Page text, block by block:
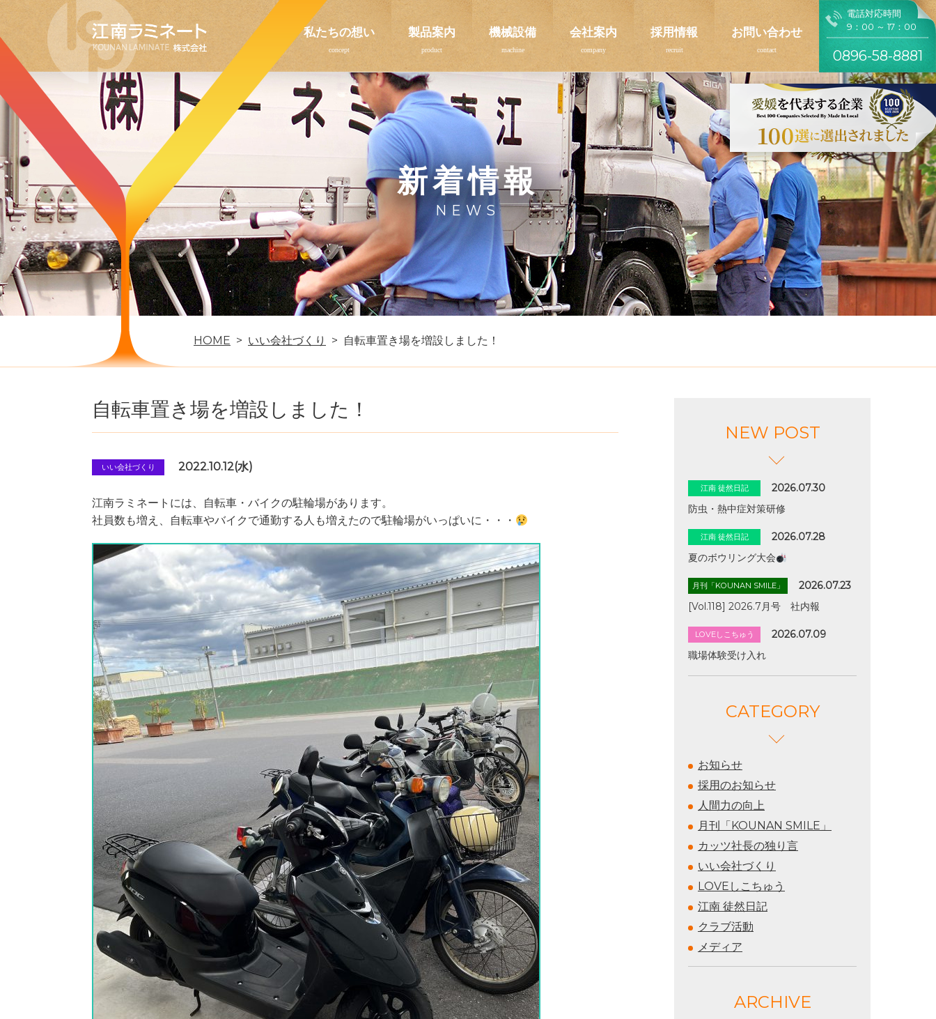
私たちの想い 製品案内 機械設備 会社案内 採用情報 お問い合わせ
電話対応時間
9：00 ～ 17：00
0896-58-8881
新着情報
HOME いい会社づくり 自転車置き場を増設しました！
自転車置き場を増設しました！
いい会社づくり 2022.10.12(水)
江南ラミネートには、自転車・バイクの駐輪場があります。
社員数も増え、自転車やバイクで通勤する人も増えたので駐輪場がいっぱいに・・・
NEW POST
江南 徒然日記
2026.07.30
防虫・熱中症対策研修
江南 徒然日記
2026.07.28
夏のボウリング大会
月刊「KOUNAN SMILE」
2026.07.23
[Vol.118] 2026.7月号 社内報
LOVEしこちゅう
2026.07.09
職場体験受け入れ
CATEGORY
お知らせ
採用のお知らせ
人間力の向上
月刊「KOUNAN SMILE」
カッツ社長の独り言
いい会社づくり
LOVEしこちゅう
江南 徒然日記
クラブ活動
メディア
ARCHIVE